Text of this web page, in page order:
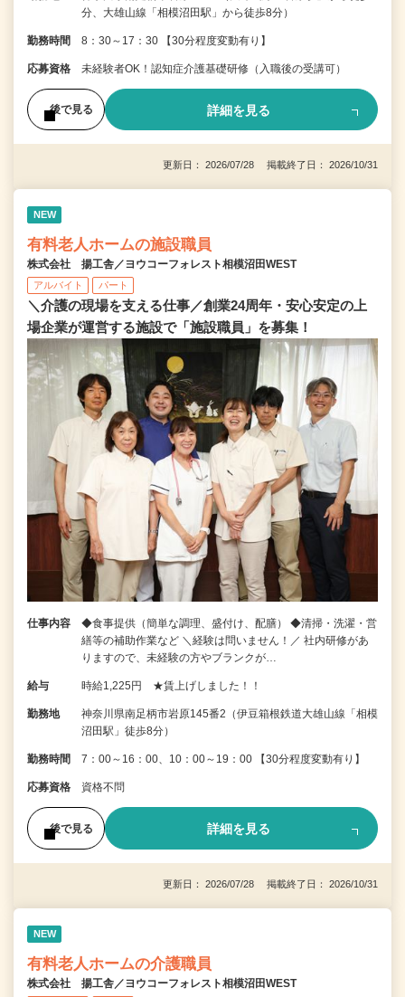
分、大雄山線「相模沼田駅」から徒歩8分）
勤務時間 8：30～17：30 【30分程度変動有り】
応募資格 未経験者OK！認知症介護基礎研修（入職後の受講可）
後で見る 詳細を見る
更新日： 2026/07/28 掲載終了日： 2026/10/31
NEW
有料老人ホームの施設職員
株式会社 揚工舎／ヨウコーフォレスト相模沼田WEST
アルバイト パート
＼介護の現場を支える仕事／創業24周年・安心安定の上
場企業が運営する施設で「施設職員」を募集！
仕事内容
◆食事提供（簡単な調理、盛付け、配膳） ◆清掃・洗濯・営
繕等の補助作業など ＼経験は問いません！／ 社内研修があ
りますので、未経験の方やブランクが…
給与 時給1,225円 ★賃上げしました！！
勤務地
神奈川県南足柄市岩原145番2（伊豆箱根鉄道大雄山線「相模
沼田駅」徒歩8分）
勤務時間 7：00～16：00、10：00～19：00 【30分程度変動有り】
応募資格 資格不問
後で見る 詳細を見る
更新日： 2026/07/28 掲載終了日： 2026/10/31
NEW
有料老人ホームの介護職員
株式会社 揚工舎／ヨウコーフォレスト相模沼田WEST